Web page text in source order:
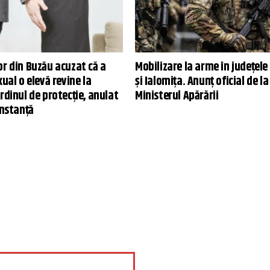
din Buzău acuzat că a
o elevă revine la
de protecție, anulat
Mobilizare la arme în județele
și Ialomița. Anunț oficial de la
Ministerul Apărării